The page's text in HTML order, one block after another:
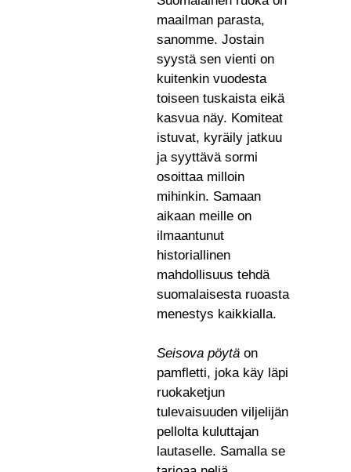
maailman parasta,
sanomme. Jostain
syystä sen vienti on
kuitenkin vuodesta
toiseen tuskaista eikä
kasvua näy. Komiteat
istuvat, kyräily jatkuu
ja syyttävä sormi
osoittaa milloin
mihinkin. Samaan
aikaan meille on
ilmaantunut
historiallinen
mahdollisuus tehdä
suomalaisesta ruoasta
menestys kaikkialla.
Seisova pöytä on
pamfletti, joka käy läpi
ruokaketjun
tulevaisuuden viljelijän
pellolta kuluttajan
lautaselle. Samalla se